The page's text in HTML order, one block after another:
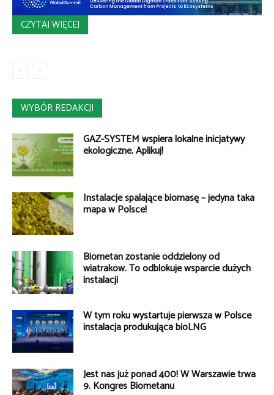
CZYTAJ WIĘCEJ
WYBÓR REDAKCJI
GAZ-SYSTEM wspiera lokalne inicjatywy
ekologiczne. Aplikuj!
Instalacje spalające biomasę – jedyna taka
mapa w Polsce!
Biometan zostanie oddzielony od
wiatraków. To odblokuje wsparcie dużych
instalacji
W tym roku wystartuje pierwsza w Polsce
instalacja produkująca bioLNG
Jest nas już ponad 400! W Warszawie trwa
9. Kongres Biometanu